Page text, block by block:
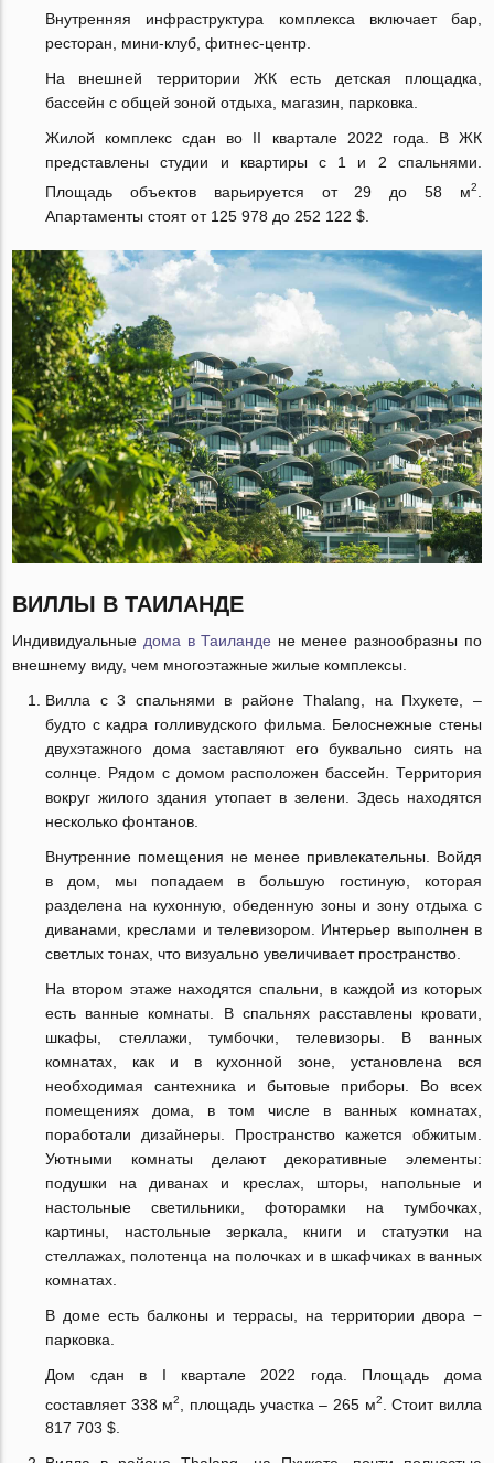
Внутренняя инфраструктура комплекса включает бар,
ресторан, мини-клуб, фитнес-центр.
На внешней территории ЖК есть детская площадка,
бассейн с общей зоной отдыха, магазин, парковка.
Жилой комплекс сдан во II квартале 2022 года. В ЖК
представлены студии и квартиры с 1 и 2 спальнями.
Площадь объектов варьируется от 29 до 58 м2
Апартаменты стоят от 125 978 до 252 122 $.
ВИЛЛЫ В ТАИЛАНДЕ
Индивидуальные дома в Таиланде не менее разнообразны по
внешнему виду, чем многоэтажные жилые комплексы.
Вилла с 3 спальнями в районе Thalang, на Пхукете, –
будто с кадра голливудского фильма. Белоснежные стены
двухэтажного дома заставляют его буквально сиять на
солнце. Рядом с домом расположен бассейн. Территория
вокруг жилого здания утопает в зелени. Здесь находятся
несколько фонтанов.
Внутренние помещения не менее привлекательны. Войдя
в дом, мы попадаем в большую гостиную, которая
разделена на кухонную, обеденную зоны и зону отдыха с
диванами, креслами и телевизором. Интерьер выполнен в
светлых тонах, что визуально увеличивает пространство.
На втором этаже находятся спальни, в каждой из которых
есть ванные комнаты. В спальнях расставлены кровати,
шкафы, стеллажи, тумбочки, телевизоры. В ванных
комнатах, как и в кухонной зоне, установлена вся
необходимая сантехника и бытовые приборы. Во всех
помещениях дома, в том числе в ванных комнатах,
поработали дизайнеры. Пространство кажется обжитым.
Уютными комнаты делают декоративные элементы:
подушки на диванах и креслах, шторы, напольные и
настольные светильники, фоторамки на тумбочках,
картины, настольные зеркала, книги и статуэтки на
стеллажах, полотенца на полочках и в шкафчиках в ванных
комнатах.
В доме есть балконы и террасы, на территории двора −
парковка.
Дом сдан в I квартале 2022 года. Площадь дома
составляет 338 м2 , площадь участка – 265 м2
. Стоит вилла
817 703 $.